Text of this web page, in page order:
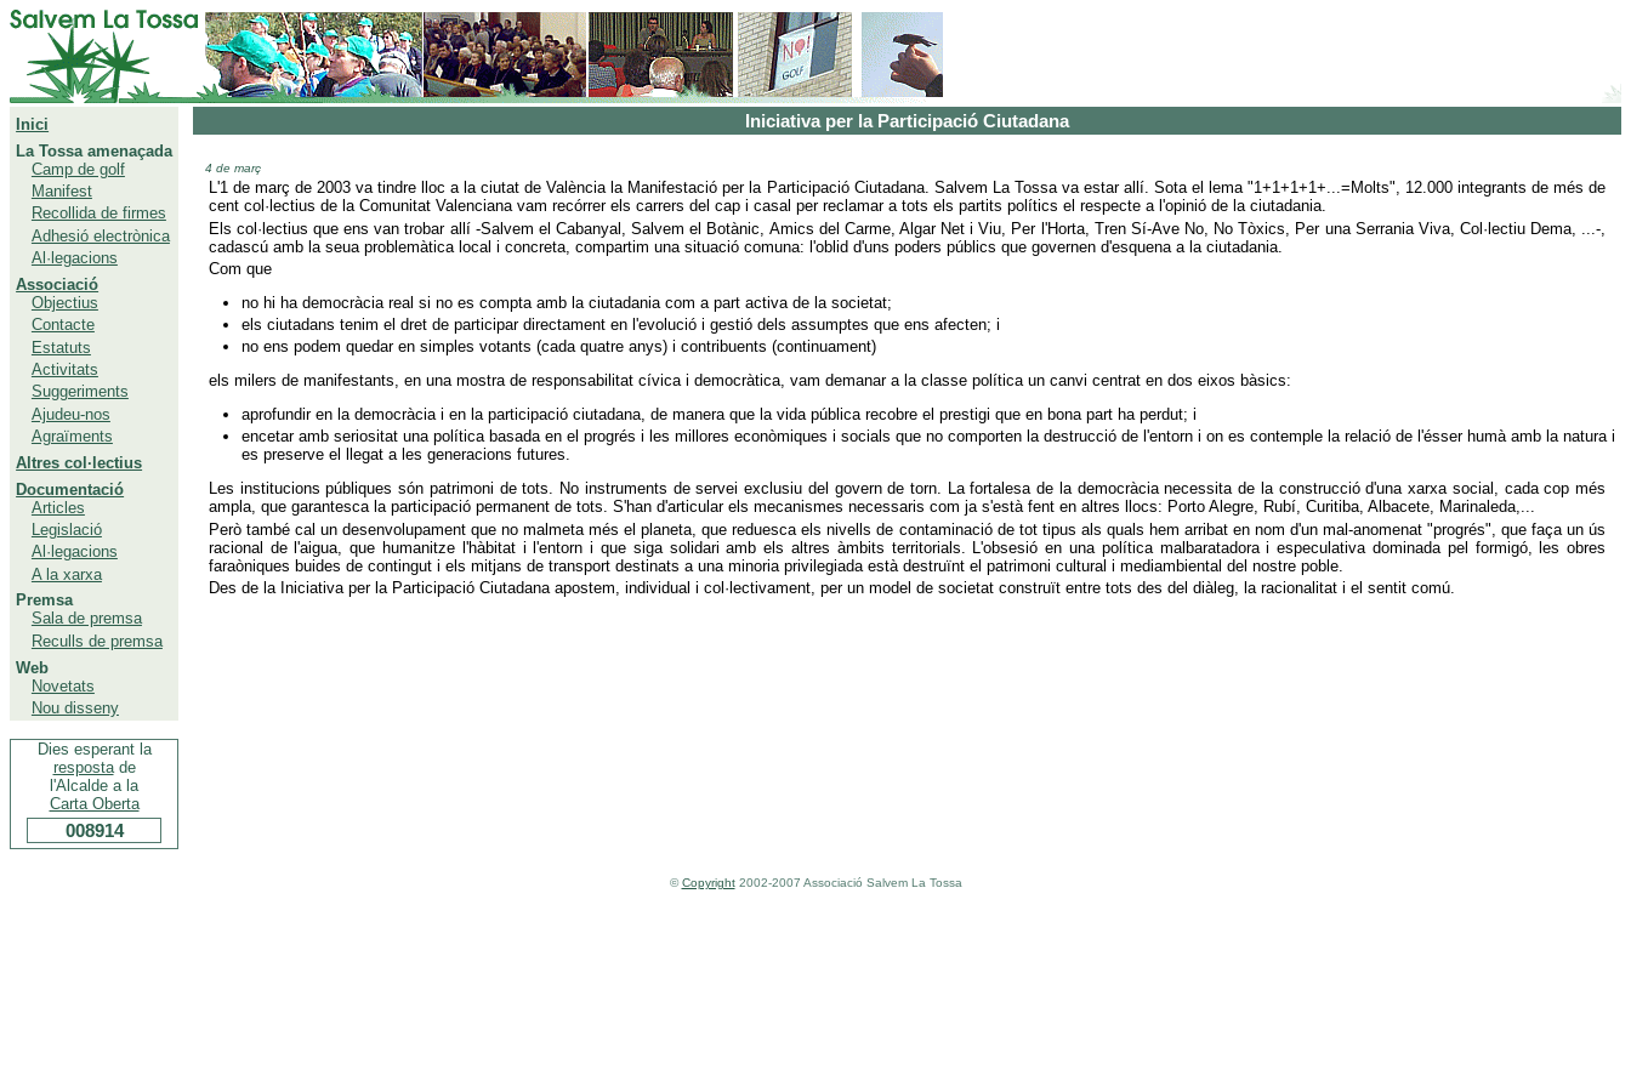
Inici
La Tossa amenaçada
Camp de golf
Manifest
Recollida de firmes
Adhesió electrònica
Al·legacions
Associació
Objectius
Contacte
Estatuts
Activitats
Suggeriments
Ajudeu-nos
Agraïments
Altres col·lectius
Documentació
Articles
Legislació
Al·legacions
A la xarxa
Premsa
Sala de premsa
Reculls de premsa
Web
Novetats
Nou disseny
Dies esperant la
respostade
l'Alcalde a la
Carta Oberta
008914
Iniciativa per la Participació Ciutadana
4 de març
L'1 de març de 2003 va tindre lloc a la ciutat de València la Manifestació per la Participació Ciutadana. Salvem La Tossa va estar allí. Sota el lema "1+1+1+1+...=Molts", 12.000 integrants de més de
cent col·lectius de la Comunitat Valenciana vam recórrer els carrers del cap i casal per reclamar a tots els partits polítics el respecte a l'opinió de la ciutadania.
Els col·lectius que ens van trobar allí -Salvem el Cabanyal, Salvem el Botànic, Amics del Carme, Algar Net i Viu, Per l'Horta, Tren Sí-Ave No, No Tòxics, Per una Serrania Viva, Col·lectiu Dema, ...-,
cadascú amb la seua problemàtica local i concreta, compartim una situació comuna: l'oblid d'uns poders públics que governen d'esquena a la ciutadania.
Com que
no hi ha democràcia real si no es compta amb la ciutadania com a part activa de la societat;
els ciutadans tenim el dret de participar directament en l'evolució i gestió dels assumptes que ens afecten; i
no ens podem quedar en simples votants (cada quatre anys) i contribuents (continuament)
els milers de manifestants, en una mostra de responsabilitat cívica i democràtica, vam demanar a la classe política un canvi centrat en dos eixos bàsics:
aprofundir en la democràcia i en la participació ciutadana, de manera que la vida pública recobre el prestigi que en bona part ha perdut; i
encetar amb seriositat una política basada en el progrés i les millores econòmiques i socials que no comporten la destrucció de l'entorn i on es contemple la relació de l'ésser humà amb la natura i
es preserve el llegat a les generacions futures.
Les institucions públiques són patrimoni de tots. No instruments de servei exclusiu del govern de torn. La fortalesa de la democràcia necessita de la construcció d'una xarxa social, cada cop més
ampla, que garantesca la participació permanent de tots. S'han d'articular els mecanismes necessaris com ja s'està fent en altres llocs: Porto Alegre, Rubí, Curitiba, Albacete, Marinaleda,...
Però també cal un desenvolupament que no malmeta més el planeta, que reduesca els nivells de contaminació de tot tipus als quals hem arribat en nom d'un mal-anomenat "progrés", que faça un ús
racional de l'aigua, que humanitze l'hàbitat i l'entorn i que siga solidari amb els altres àmbits territorials. L'obsesió en una política malbaratadora i especulativa dominada pel formigó, les obres
faraòniques buides de contingut i els mitjans de transport destinats a una minoria privilegiada està destruïnt el patrimoni cultural i mediambiental del nostre poble.
Des de la Iniciativa per la Participació Ciutadana apostem, individual i col·lectivament, per un model de societat construït entre tots des del diàleg, la racionalitat i el sentit comú.
©Copyright2002-2007 Associació Salvem La Tossa